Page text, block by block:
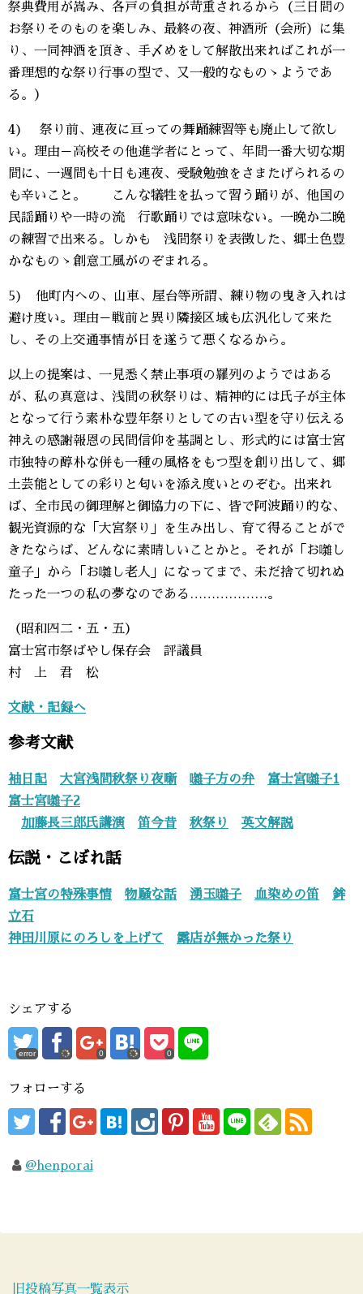
祭典費用が嵩み、各戸の負担が苛重されるから（三日間の
お祭りそのものを楽しみ、最終の夜、神酒所（会所）に集
り、一同神酒を頂き、手〆めをして解散出来ればこれが一
番理想的な祭り行事の型で、又一般的なものゝようであ
る。）
4) 祭り前、連夜に亘っての舞踊練習等も廃止して欲し
い。理由－高校その他進学者にとって、年間一番大切な期
間に、一週間も十日も連夜、受験勉強をさまたげられるの
も辛いこと。 こんな犠牲を払って習う踊りが、他国の
民謡踊りや一時の流 行歌踊りでは意味ない。一晩か二晩
の練習で出来る。しかも 浅間祭りを表徴した、郷土色豊
かなものゝ創意工風がのぞまれる。
5) 他町内への、山車、屋台等所謂、練り物の曳き入れは
避け度い。理由－戦前と異り隣接区域も広汎化して来た
し、その上交通事情が日を遂うて悪くなるから。
以上の提案は、一見悉く禁止事項の羅列のようではある
が、私の真意は、浅間の秋祭りは、精神的には氏子が主体
となって行う素朴な豊年祭りとしての古い型を守り伝える
神えの感謝報恩の民間信仰を基調とし、形式的には富士宮
市独特の醇朴な併も一種の風格をもつ型を創り出して、郷
土芸能としての彩りと匂いを添え度いとのぞむ。出来れ
ば、全市民の御理解と御協力の下に、皆で阿波踊り的な、
観光資源的な「大宮祭り」を生み出し、育て得ることがで
きたならば、どんなに素晴しいことかと。それが「お囃し
童子」から「お囃し老人」になってまで、未だ捨て切れぬ
たった一つの私の夢なのである………………。
（昭和四二・五・五）
富士宮市祭ばやし保存会 評議員
村 上 君 松
文献・記録へ
参考文献
袖日記 大宮浅間秋祭り夜噺 囃子方の弁
富士宮囃子1
富士宮囃子2
加藤長三郎氏講演
笛今昔 秋祭り 英文解説
伝説・こぼれ話
富士宮の特殊事情 物騒な話 湧玉囃子 血染めの笛
鉾
立石
神田川原にのろしを上げて
露店が無かった祭り
シェアする
error 0 0
フォローする
@henporai
旧投稿写真一覧表示